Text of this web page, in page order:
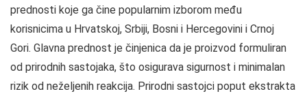
prednosti koje ga čine popularnim izborom među
korisnicima u Hrvatskoj, Srbiji, Bosni i Hercegovini i Crnoj
Gori. Glavna prednost je činjenica da je proizvod formuliran
od prirodnih sastojaka, što osigurava sigurnost i minimalan
rizik od neželjenih reakcija. Prirodni sastojci poput ekstrakta